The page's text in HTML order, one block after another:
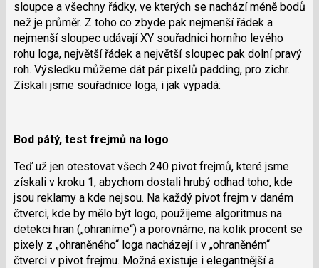
sloupce a všechny řádky, ve kterých se nachází méně bodů
než je průměr. Z toho co zbyde pak nejmenší řádek a
nejmenší sloupec udávají XY souřadnici horního levého
rohu loga, největší řádek a největší sloupec pak dolní pravý
roh. Výsledku můžeme dát pár pixelů padding, pro zichr.
Získali jsme souřadnice loga, i jak vypadá:
Bod pátý, test frejmů na logo
Teď už jen otestovat všech 240 pivot frejmů, které jsme
získali v kroku 1, abychom dostali hrubý odhad toho, kde
jsou reklamy a kde nejsou. Na každý pivot frejm v daném
čtverci, kde by mělo být logo, použijeme algoritmus na
detekci hran („ohraníme“) a porovnáme, na kolik procent se
pixely z „ohraněného“ loga nacházejí i v „ohraněném“
čtverci v pivot frejmu. Možná existuje i elegantnější a